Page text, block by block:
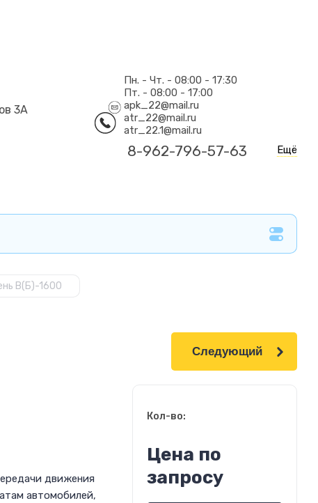
3А
Пн. - Чт. - 08:00 - 17:30
Пт. - 08:00 - 17:00
apk_22@mail.ru
atr_22@mail.ru
atr_22.1@mail.ru
8-962-796-57-63 Ещё
В(Б)-1600
Следующий
движения
автомобилей,
Кол-во:
Цена по
запросу